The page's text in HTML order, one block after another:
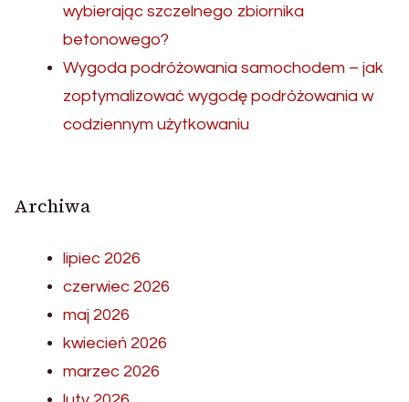
wybierając szczelnego zbiornika
betonowego?
Wygoda podróżowania samochodem – jak
zoptymalizować wygodę podróżowania w
codziennym użytkowaniu
Archiwa
lipiec 2026
czerwiec 2026
maj 2026
kwiecień 2026
marzec 2026